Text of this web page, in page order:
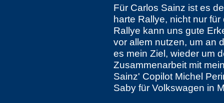
Für Carlos Sainz ist es
harte Rallye, nicht nur
Rallye kann uns gute
vor allem nutzen, um an
es mein Ziel, wieder um
Zusammenarbeit mit
Sainz' Copilot Michel
Saby für Volkswagen in